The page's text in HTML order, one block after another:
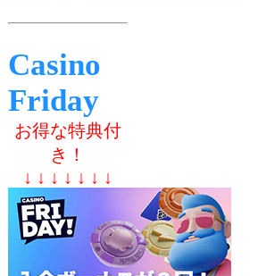
Casino
Friday
お得な特典付
き！
↓ ↓ ↓ ↓ ↓ ↓ ↓